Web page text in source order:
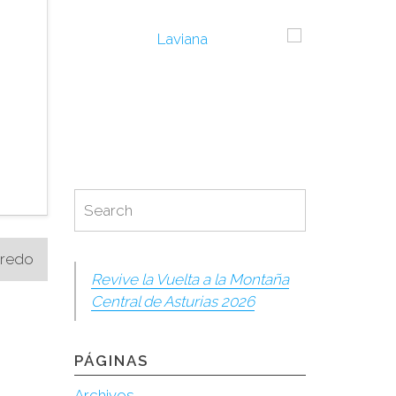
for:
Search
Revive la Vuelta a la Montaña
Central de Asturias 2026
PÁGINAS